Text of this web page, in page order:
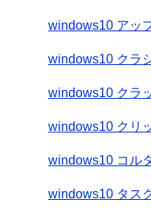
windows10 アッ
windows10 クラ
windows10 クラ
windows10 クリ
windows10 コル
windows10 タス